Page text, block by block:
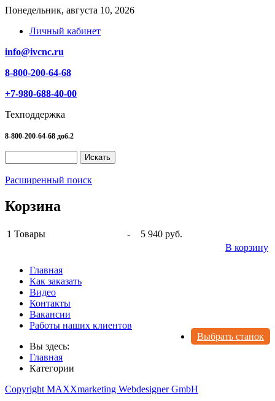
Понедельник, августа 10, 2026
Личный кабинет
info@ivcnc.ru
8-800-200-64-68
+7-980-688-40-00
Техподдержка
8-800-200-64-68 доб.2
Расширенный поиск
Корзина
1 Товары -
5 940 руб.
В корзину
Главная
Как заказать
Видео
Контакты
Вакансии
Работы наших клиентов
Выбрать станок
Вы здесь:
Главная
Категории
Copyright MAXXmarketing Webdesigner GmbH